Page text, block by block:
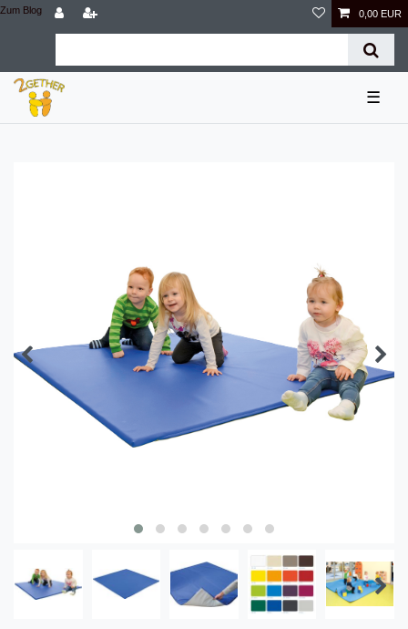
Zum Blog 0,00 EUR
☰